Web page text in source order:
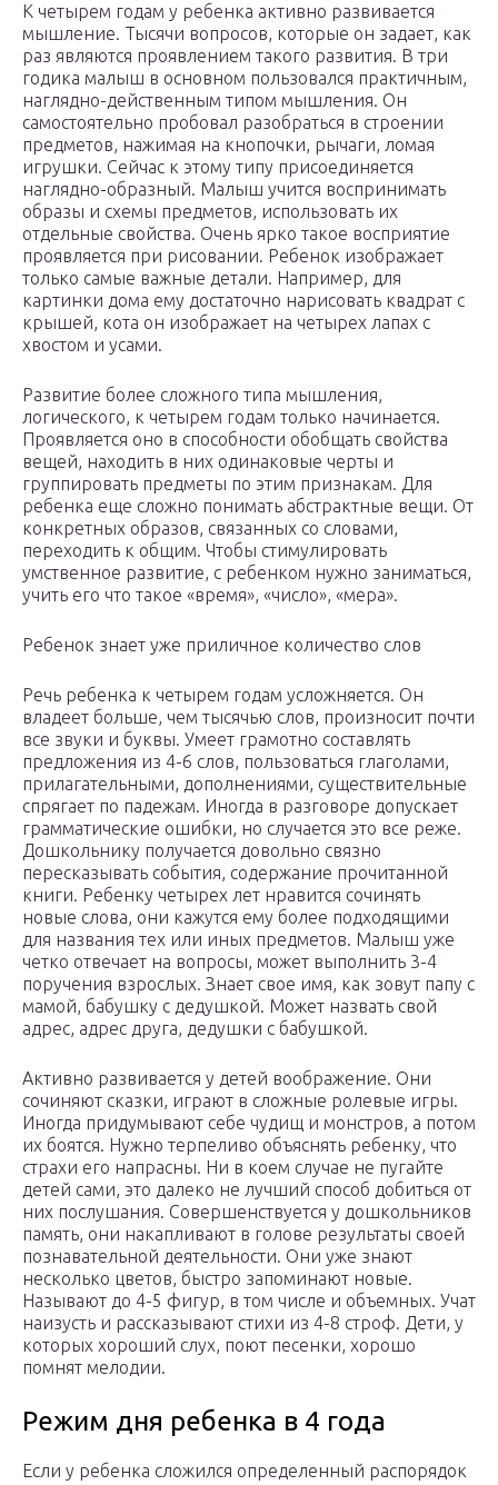
К четырем годам у ребенка активно развивается
мышление. Тысячи вопросов, которые он задает, как
раз являются проявлением такого развития. В три
годика малыш в основном пользовался практичным,
наглядно-действенным типом мышления. Он
самостоятельно пробовал разобраться в строении
предметов, нажимая на кнопочки, рычаги, ломая
игрушки. Сейчас к этому типу присоединяется
наглядно-образный. Малыш учится воспринимать
образы и схемы предметов, использовать их
отдельные свойства. Очень ярко такое восприятие
проявляется при рисовании. Ребенок изображает
только самые важные детали. Например, для
картинки дома ему достаточно нарисовать квадрат с
крышей, кота он изображает на четырех лапах с
хвостом и усами.
Развитие более сложного типа мышления,
логического, к четырем годам только начинается.
Проявляется оно в способности обобщать свойства
вещей, находить в них одинаковые черты и
группировать предметы по этим признакам. Для
ребенка еще сложно понимать абстрактные вещи. От
конкретных образов, связанных со словами,
переходить к общим. Чтобы стимулировать
умственное развитие, с ребенком нужно заниматься,
учить его что такое «время», «число», «мера».
Ребенок знает уже приличное количество слов
Речь ребенка к четырем годам усложняется. Он
владеет больше, чем тысячью слов, произносит почти
все звуки и буквы. Умеет грамотно составлять
предложения из 4-6 слов, пользоваться глаголами,
прилагательными, дополнениями, существительные
спрягает по падежам. Иногда в разговоре допускает
грамматические ошибки, но случается это все реже.
Дошкольнику получается довольно связно
пересказывать события, содержание прочитанной
книги. Ребенку четырех лет нравится сочинять
новые слова, они кажутся ему более подходящими
для названия тех или иных предметов. Малыш уже
четко отвечает на вопросы, может выполнить 3-4
поручения взрослых. Знает свое имя, как зовут папу с
мамой, бабушку с дедушкой. Может назвать свой
адрес, адрес друга, дедушки с бабушкой.
Активно развивается у детей воображение. Они
сочиняют сказки, играют в сложные ролевые игры.
Иногда придумывают себе чудищ и монстров, а потом
их боятся. Нужно терпеливо объяснять ребенку, что
страхи его напрасны. Ни в коем случае не пугайте
детей сами, это далеко не лучший способ добиться от
них послушания. Совершенствуется у дошкольников
память, они накапливают в голове результаты своей
познавательной деятельности. Они уже знают
несколько цветов, быстро запоминают новые.
Называют до 4-5 фигур, в том числе и объемных. Учат
наизусть и рассказывают стихи из 4-8 строф. Дети, у
которых хороший слух, поют песенки, хорошо
помнят мелодии.
Режим дня ребенка в 4 года
Если у ребенка сложился определенный распорядок